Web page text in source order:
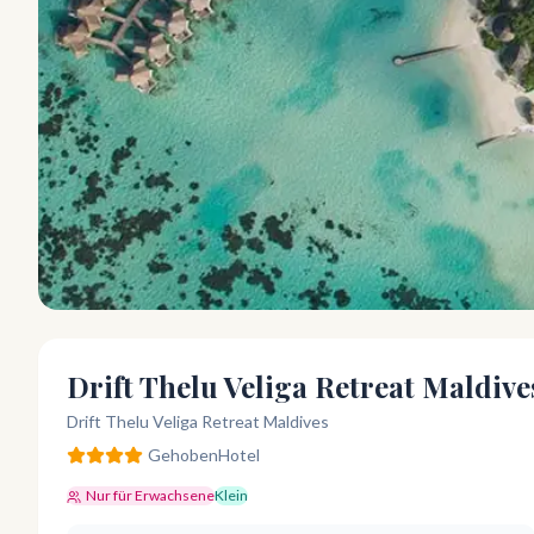
Drift Thelu Veliga Retreat
Drift Thelu Veliga Retreat Maldives
GehobenHotel
Nur für ErwachseneKlein